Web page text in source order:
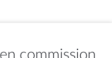
commission